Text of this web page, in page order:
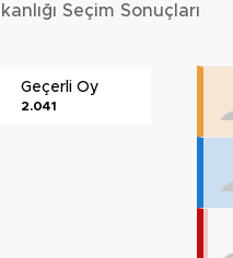
Seçim Sonuçları
Geçerli Oy
2.041